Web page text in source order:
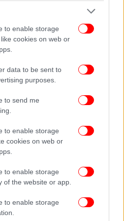
to enable storage
cookies on web or
data to be sent to
purposes.
to send me
to enable storage
cookies on web or
to enable storage
of the website or app.
to enable storage
της Β. Ιρλανδίας), τις
καθώς και στους
ενδοκοινοτικών
12/2020 μπορεί να
των πράξεων αυτών;
να συνεχίσει να
προϊόντων από
ωστόσο ότι οι
από την ημερομηνία
για τις οποίες
οι οριζόμενες από την
στη δήλωση ΦΠΑ
ούτε και σε